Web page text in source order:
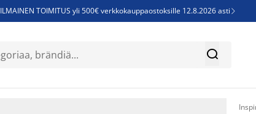
ILMAINEN TOIMITUS yli 500€ verkkokauppaostoksille 12.8.2026 asti 
Sijauspatjoja - Säästä jopa 60% 